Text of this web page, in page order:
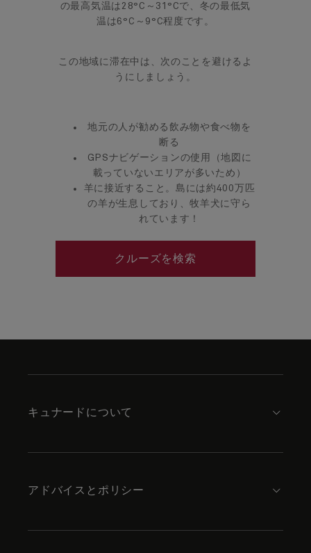
の最高気温は28°C～31°Cで、冬の最低気
温は6°C～9°C程度です。
この地域に滞在中は、次のことを避けるよ
うにしましょう。
地元の人が勧める飲み物や食べ物を
断る
GPSナビゲーションの使用（地図に
載っていないエリアが多いため）
羊に接近すること。島には約400万匹
の羊が生息しており、牧羊犬に守ら
れています！
クルーズを検索
キュナードについて
アドバイスとポリシー